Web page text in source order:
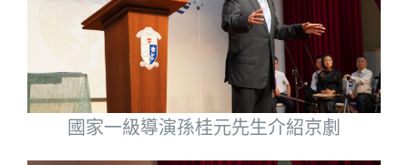
國家一級導演孫桂元先生介紹京劇